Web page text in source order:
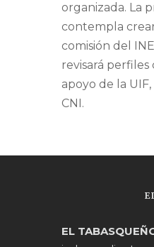
organizada. La
contempla
comisión del
revisará perfiles
apoyo de la UIF,
CNI.
EL